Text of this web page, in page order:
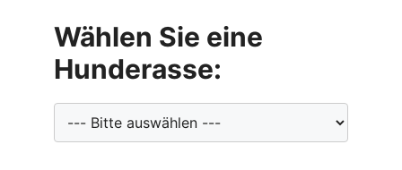
Wählen Sie eine
Hunderasse: